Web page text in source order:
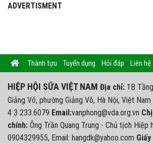
ADVERTISMENT
Thành tựu Tuyển dụng Hỏi đáp Liên hệ
HIỆP HỘI SỮA VIỆT NAM Địa chỉ: 1B
Giảng Võ, phường Giảng Võ, Hà Nội, Việt Nam
4 3 233.6079 Email:vanphong@vda.org.vn
chính: Ông Trần Quang Trung - Chủ tịch Hiệp
0904329955, Email: hangdk@yahoo.com